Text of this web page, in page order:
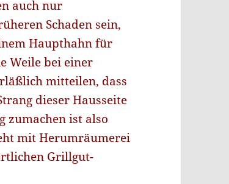
auch nur
Schaden sein,
Haupthahn für
Weile bei einer
mitteilen, dass
dieser Hausseite
zumachen ist also
mit Herumräumerei
Grillgut-